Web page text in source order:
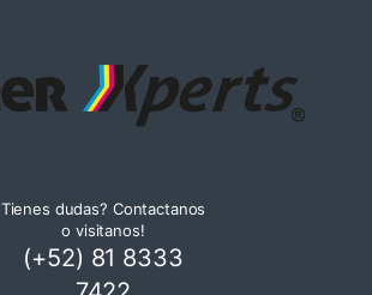
Tienes dudas? Contactanos
o visitanos!
(+52) 81 8333